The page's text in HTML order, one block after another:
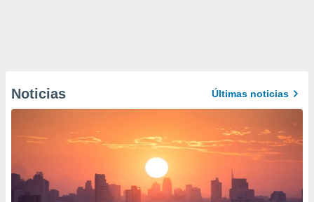
Noticias Últimas noticias